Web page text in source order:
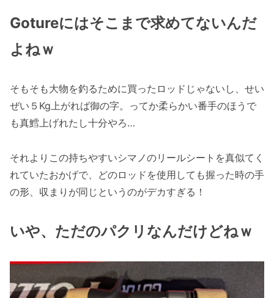
Gotureにはそこまで求めてないんだ
よねｗ
そもそも大物を釣るために買ったロッドじゃないし、せい
ぜい５Kg上がれば御の字。ってか柔らかい番手のほうで
も真鱈上げれたし十分やろ…
それよりこの持ちやすいシマノのリールシートを真似てく
れていたおかげで、どのロッドを使用しても握った時の手
の形、収まりが同じというのがデカすぎる！
いや、ただのパクリなんだけどねｗ